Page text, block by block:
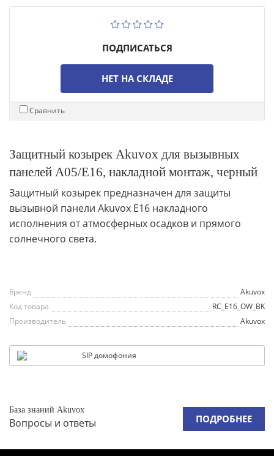
ПОДПИСАТЬСЯ
НЕТ НА СКЛАДЕ
Сравнить
Защитный козырек Akuvox для вызывных
панелей A05/E16, накладной монтаж, черный
Защитный козырек предназначен для защиты
вызывной панели Akuvox E16 накладного
исполнения от атмосферных осадков и прямого
солнечного света.
Бренд
Akuvox
Код товара
RC_E16_OW_BK
Производитель
Akuvox
SIP домофония
База знаний Akuvox
Вопросы и ответы ПОДРОБНЕЕ